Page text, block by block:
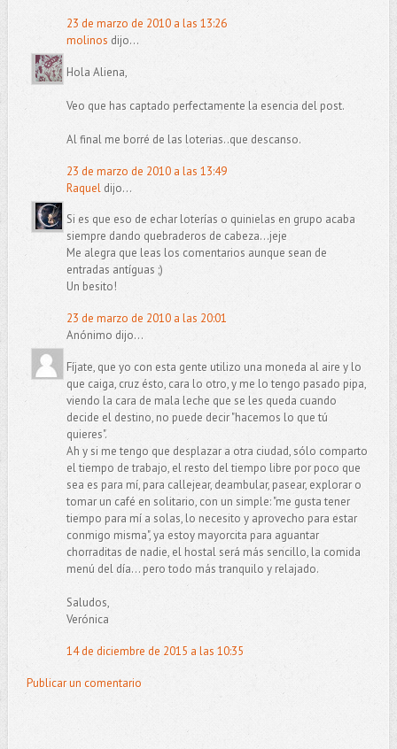
23 de marzo de 2010 a las 13:26
molinos dijo...
Hola Aliena,
Veo que has captado perfectamente la esencia del post.
Al final me borré de las loterias..que descanso.
23 de marzo de 2010 a las 13:49
Raqueldijo...
Si es que eso de echar loterías o quinielas en grupo acaba
siempre dando quebraderos de cabeza...jeje
Me alegra que leas los comentarios aunque sean de
entradas antíguas ;)
Un besito!
23 de marzo de 2010 a las 20:01
Anónimo dijo...
Fíjate, que yo con esta gente utilizo una moneda al aire y lo
que caiga, cruz ésto, cara lo otro, y me lo tengo pasado pipa,
viendo la cara de mala leche que se les queda cuando
decide el destino, no puede decir "hacemos lo que tú
quieres".
Ah y si me tengo que desplazar a otra ciudad, sólo comparto
el tiempo de trabajo, el resto del tiempo libre por poco que
sea es para mí, para callejear, deambular, pasear, explorar o
tomar un café en solitario, con un simple: "me gusta tener
tiempo para mí a solas, lo necesito y aprovecho para estar
conmigo misma", ya estoy mayorcita para aguantar
chorraditas de nadie, el hostal será más sencillo, la comida
menú del día... pero todo más tranquilo y relajado.
Saludos,
Verónica
14 de diciembre de 2015 a las 10:35
Publicar un comentario